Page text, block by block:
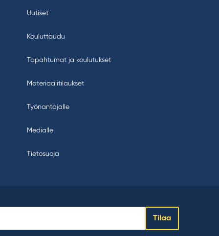
Uutiset
Kouluttaudu
Tapahtumat ja koulutukset
Materiaalitilaukset
Työnantajalle
Medialle
Tietosuoja
Tilaa